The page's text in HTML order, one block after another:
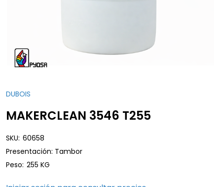
DUBOIS
MAKERCLEAN 3546 T255
SKU: 60658
Presentación: Tambor
Peso: 255 KG